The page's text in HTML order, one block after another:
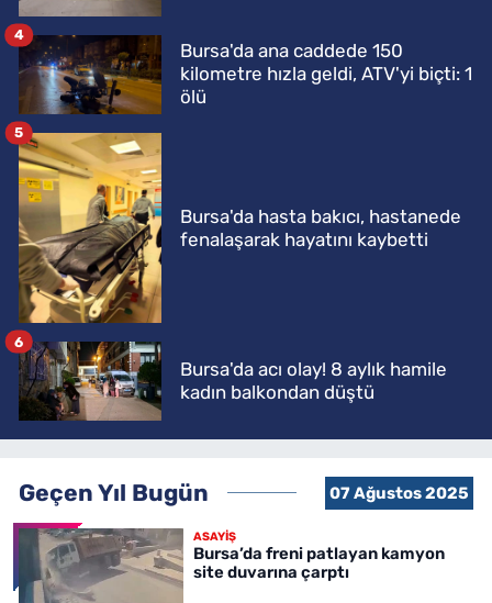
Bursa'da ana caddede 150
kilometre hızla geldi, ATV'yi biçti: 1
ölü
4
Bursa'da hasta bakıcı, hastanede
fenalaşarak hayatını kaybetti
5
Bursa'da acı olay! 8 aylık hamile
kadın balkondan düştü
6
Geçen Yıl Bugün 07 Ağustos 2025
ASAYİŞ
Bursa’da freni patlayan kamyon
site duvarına çarptı